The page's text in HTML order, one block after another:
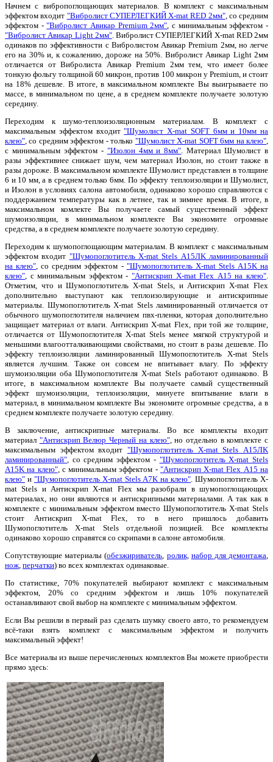
Начнем с вибропоглощающих материалов. В комплект с максимальным
эффектом входит "Вибролист СУПЕРЛЕГКИЙ X-mat RED 2мм", со средним
эффектом -"Вибролист Авикар Premium 2мм" , с минимальным эффектом -
"Вибролист Авикар Light 2мм". Вибролист СУПЕРЛЕГКИЙ X-mat RED 2мм
одинаков по эффективности с Вибролистом Авикар Premium 2мм, но легче
его на 30% и, к сожалению, дороже на 50%. Вибролист Авикар Light 2мм
отличается от Вибролиста Авикар Premium 2мм тем, что имеет более
тонкую фольгу толщиной 60 микрон, против 100 микрон у Premium, и стоит
на 18% дешевле. В итоге, в максимальном комплекте Вы выигрываете по
массе, в минимальном по цене, а в среднем комплекте получаете золотую
середину.
Переходим к шумо-теплоизоляционным материалам. В комплект с
максимальным эффектом входит"Шумолист X-mat SOFT 6мм и 10мм на
клею" , со средним эффектом - только "Шумолист X-mat SOFT 6мм на клею"
с минимальным эффектом - "Изолон 4мм и 8мм" . Материал Шумолист в
разы эффективнее снижает шум, чем материал Изолон, но стоит также в
разы дороже. В максимальном комплекте Шумолист представлен в толщине
6 и 10 мм, а в среднем только 6мм. По эффекту теплоизоляции и Шумолист,
и Изолон в условиях салона автомобиля, одинаково хорошо справляются с
поддержанием температуры как в летнее, так и зимнее время. В итоге, в
максимальном комлекте Вы получаете самый существенный эффект
шумоизоляции, в минимальном комплекте Вы экономите огромные
средства, а в среднем комплекте получаете золотую середину.
Переходим к шумопоглощающим материалам. В комплект с максимальным
эффектом входит "Шумопоглотитель X-mat Stels А15ЛK ламинированный
на клею" , со средним эффектом - "Шумопоглотитель X-mat Stels А15K на
клею" , с минимальным эффектом - "Антискрип X-mat Flex А15 на клею"
Отметим, что и Шумопоглотитель X-mat Stels, и Антискрип X-mat Flex
дополнительно выступают как теплоизолирующие и антискрипные
материалы. Шумопоглотитель X-mat Stels ламинированный отличается от
обычного шумопоглотителя наличием пвх-пленки, которая дополнительно
защищает материал от влаги. Антискрип X-mat Flex, при той же толщине,
отличается от Шумопоглотителя X-mat Stels менее мягкой структурой и
меньшими влагоотталкивающими свойствами, но стоит в разы дешевле. По
эффекту теплоизоляции ламинированный Шумопоглотитель X-mat Stels
является лучшим. Также он совсем не впитывает влагу. По эффекту
шумоизоляции оба Шумопоглотителя X-mat Stels работают одинаково. В
итоге, в максимальном комплекте Вы получаете самый существенный
эффект шумоизоляции, теплоизоляции, минуете впитывание влаги в
материал, в минимальном комплекте Вы экономите огромные средства, а в
среднем комплекте получаете золотую середину.
В заключение, антискрипные материалы. Во все комплекты входит
материал "Антискрип Велюр Черный на клею", но отдельно в комплекте с
максимальным эффектом входит "Шумопоглотитель X-mat Stels А15ЛK
ламинированный" , со средним эффектом - "Шумопоглотитель X-mat Stels
А15K на клею", с минимальным эффектом - "Антискрип X-mat Flex А15 на
клею" и "Шумопоглотитель X-mat Stels А7K на клею" . Шумопоглотитель X-
mat Stels и Антискрип X-mat Flex мы разобрали в шумопоглощающих
материалах, но они являются и антискрипными материалами. А так как в
комплекте с минимальным эффектом вместо Шумопоглотитель X-mat Stels
стоит Антискрип X-mat Flex, то в него пришлось добавить
Шумопоглотитель X-mat Stels отдельной позицией. Все комплекты
одинаково хорошо справятся со скрипами в салоне автомобиля.
Сопутствующие материалы (обезжириватель ролик, набор для демонтажа
нож перчатки) во всех комплектах одинаковые.
По статистике, 70% покупателей выбирают комплект с максимальным
эффектом, 20% со средним эффектом и лишь 10% покупателей
останавливают свой выбор на комплекте с минимальным эффектом.
Если Вы решили в первый раз сделать шумку своего авто, то рекомендуем
всё-таки взять комплект с максимальным эффектом и получить
максимальный эффект!
Все материалы из выше перечисленных комплектов Вы можете приобрести
прямо здесь: